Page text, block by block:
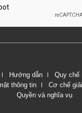
Hướng dẫn
Quy chế
thông tin
Cơ chế
Quyền và nghĩa vụ